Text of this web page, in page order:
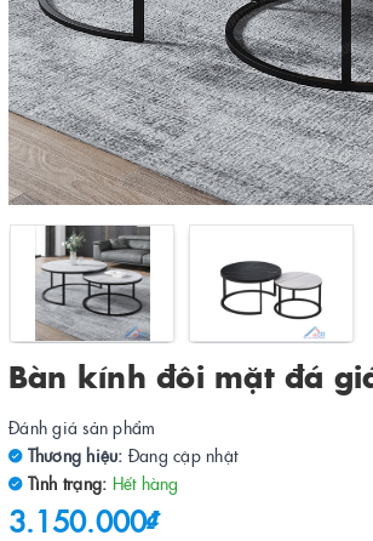
Bàn kính đôi mặt đá
Đánh giá sản phẩm
Thương hiệu: Đang cập nhật
Tình trạng: Hết hàng
3.150.000₫